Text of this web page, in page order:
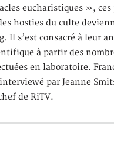
eucharistiques », ces
hosties du culte
Il s’est consacré à leur
à partir des
en laboratoire.
par Jeanne
de RiTV.